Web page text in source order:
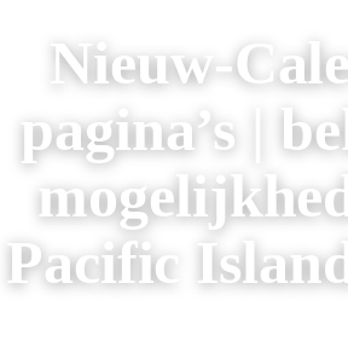
Nieuw-
pagina’s |
Pacific